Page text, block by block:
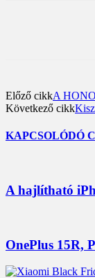
Előző cikkA
Következő cikk
KAPCSOLÓDÓ
A hajlítható
OnePlus 15R,